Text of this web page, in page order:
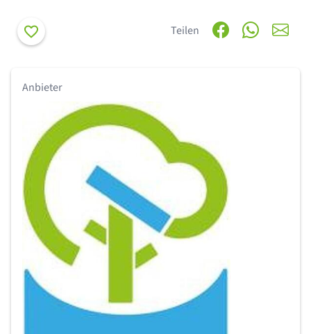
Merken Teilen
Anbieter